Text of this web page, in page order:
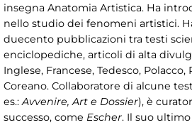
insegna Anatomia Artistica. Ha
nello studio dei fenomeni artistici.
duecento pubblicazioni tra testi
enciclopediche, articoli di alta
Inglese, Francese, Tedesco, Polacco,
Coreano. Collaboratore di alcune
es.:Avvenire, Art e Dossier), è
successo, come Escher. Il suo